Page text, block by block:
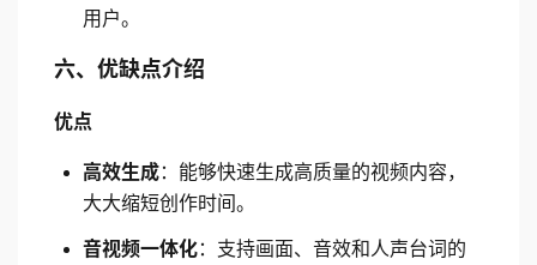
用户。
六、优缺点介绍
优点
高效生成：能够快速生成高质量的视频内容，
大大缩短创作时间。
音视频一体化：支持画面、音效和人声台词的